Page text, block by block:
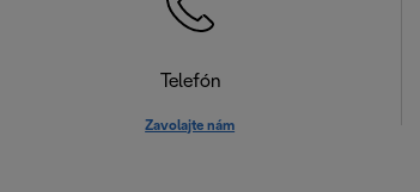
Telefón
Zavolajte nám